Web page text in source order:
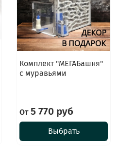
Комплект "МЕГАБашня"
с муравьями
От5 770 руб
Выбрать